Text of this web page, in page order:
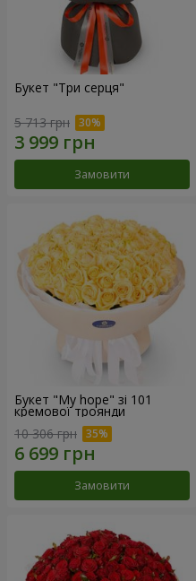
Букет "Три серця"
5 713 грн
Замовити
Букет "My hope" зі 101
кремової троянди
10 306 грн
Замовити